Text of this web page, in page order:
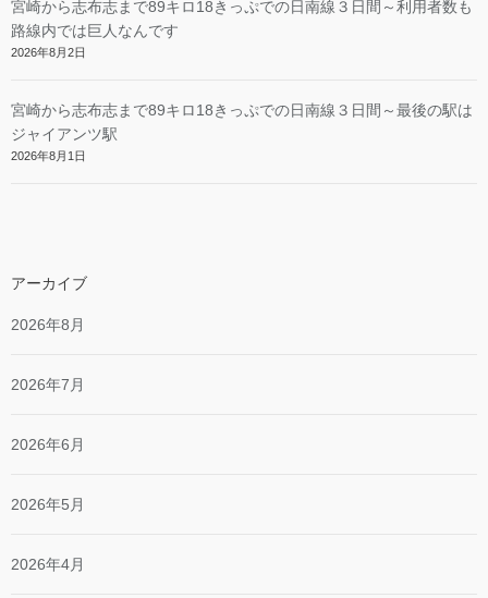
宮崎から志布志まで89キロ18きっぷでの日南線３日間～利用者数も
路線内では巨人なんです
2026年8月2日
宮崎から志布志まで89キロ18きっぷでの日南線３日間～最後の駅は
ジャイアンツ駅
2026年8月1日
アーカイブ
2026年8月
2026年7月
2026年6月
2026年5月
2026年4月